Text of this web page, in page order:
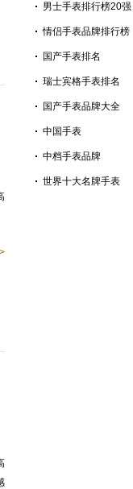
男士手表排行榜20强
情侣手表品牌排行榜
国产手表排名
瑞士宾格手表排名
国产手表品牌大全
中国手表
中档手表品牌
世界十大名牌手表